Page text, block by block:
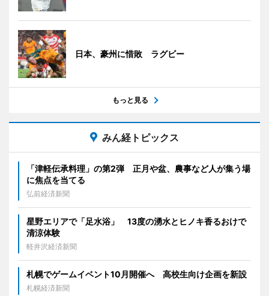
日本、豪州に惜敗 ラグビー
もっと見る
みん経トピックス
「津軽伝承料理」の第2弾 正月や盆、農事など人が集う場
に焦点を当てる
弘前経済新聞
星野エリアで「足水浴」 13度の湧水とヒノキ香るおけで
清涼体験
軽井沢経済新聞
札幌でゲームイベント10月開催へ 高校生向け企画を新設
札幌経済新聞